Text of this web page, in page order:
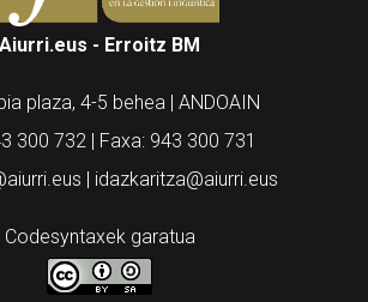
Aiurri.eus - Erroitz BM
plaza, 4-5 behea | ANDOAIN
300 732 | Faxa: 943 300 731
| idazkaritza@aiurri.eus
Codesyntaxek garatua